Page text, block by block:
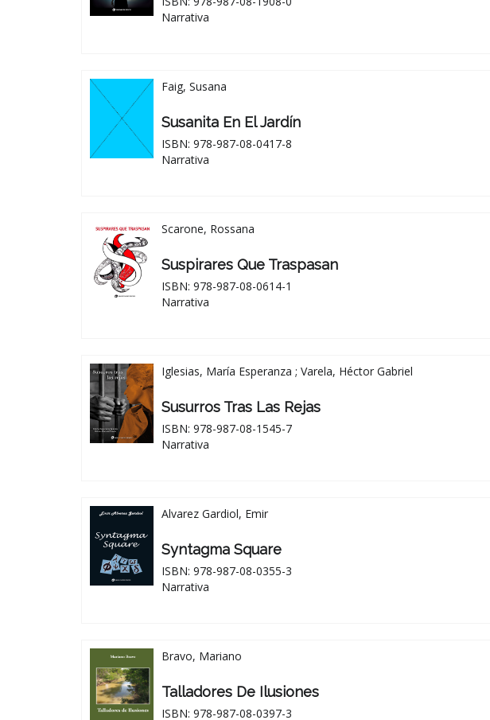
Narrativa
Faig, Susana
Susanita En El Jardín
ISBN: 978-987-08-0417-8
Narrativa
Scarone, Rossana
Suspirares Que Traspasan
ISBN: 978-987-08-0614-1
Narrativa
Iglesias, María Esperanza ; Varela, Héctor Gabriel
Susurros Tras Las Rejas
ISBN: 978-987-08-1545-7
Narrativa
Alvarez Gardiol, Emir
Syntagma Square
ISBN: 978-987-08-0355-3
Narrativa
Bravo, Mariano
Talladores De Ilusiones
ISBN: 978-987-08-0397-3